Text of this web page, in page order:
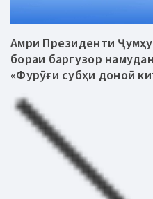
Амри Президенти
бораи баргузор
«Фурӯғи субҳи доноӣ